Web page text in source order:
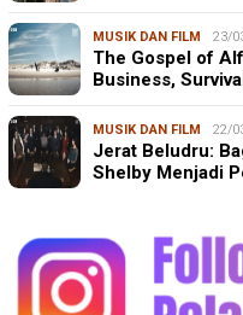
MUSIK DAN FILM 23/
The Gospel of
Business,
MUSIK DAN FILM 22/
Jerat Beludru:
Shelby Menjadi